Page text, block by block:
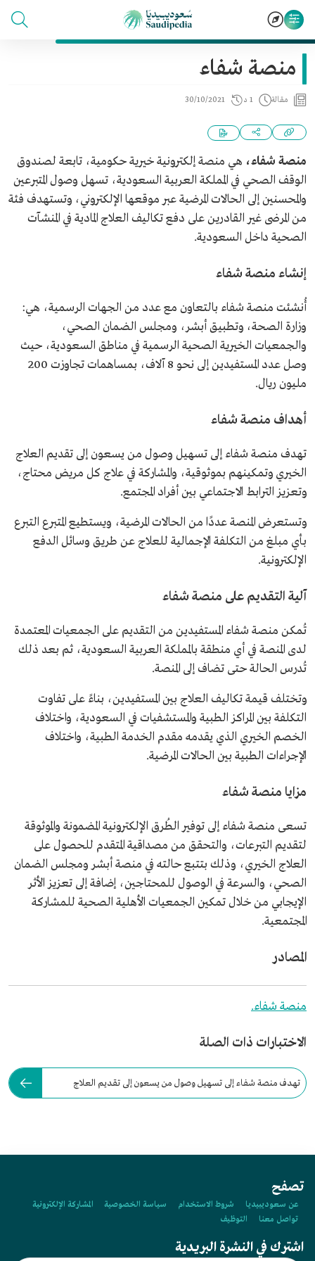
منصة شفاء
مقالة 1 د 30/10/2021
منصة شفاء، هي منصة إلكترونية خيرية حكومية، تابعة لصندوق
الوقف الصحي في المملكة العربية السعودية، تسهل وصول المتبرعين
والمحسنين إلى الحالات المرضية عبر موقعها الإلكتروني، وتستهدف فئة
من المرضى غير القادرين على دفع تكاليف العلاج المادية في المنشآت
الصحية داخل السعودية.
إنشاء منصة شفاء
أُنشئت منصة شفاء بالتعاون مع عدد من الجهات الرسمية، هي:
وزارة الصحة، وتطبيق أبشر، ومجلس الضمان الصحي،
والجمعيات الخيرية الصحية الرسمية في مناطق السعودية، حيث
وصل عدد المستفيدين إلى نحو 8 آلاف، بمساهمات تجاوزت 200
مليون ريال.
أهداف منصة شفاء
تهدف منصة شفاء إلى تسهيل وصول من يسعون إلى تقديم العلاج
الخيري وتمكينهم بموثوقية، والمشاركة في علاج كل مريض محتاج،
وتعزيز الترابط الاجتماعي بين أفراد المجتمع.
وتستعرض المنصة عددًا من الحالات المرضية، ويستطيع المتبرع التبرع
بأي مبلغ من التكلفة الإجمالية للعلاج عن طريق وسائل الدفع
الإلكترونية.
آلية التقديم على منصة شفاء
تُمكن منصة شفاء المستفيدين من التقديم على الجمعيات المعتمدة
لدى المنصة في أي منطقة بالمملكة العربية السعودية، ثم بعد ذلك
تُدرس الحالة حتى تضاف إلى المنصة.
وتختلف قيمة تكاليف العلاج بين المستفيدين، بناءً على تفاوت
التكلفة بين المراكز الطبية والمستشفيات في السعودية، واختلاف
الخصم الخيري الذي يقدمه مقدم الخدمة الطبية، واختلاف
الإجراءات الطبية بين الحالات المرضية.
مزايا منصة شفاء
تسعى منصة شفاء إلى توفير الطُرق الإلكترونية المضمونة والموثوقة
لتقديم التبرعات، والتحقق من مصداقية المتقدم للحصول على
العلاج الخيري، وذلك بتتبع حالته في منصة أبشر ومجلس الضمان
الصحي، والسرعة في الوصول للمحتاجين، إضافة إلى تعزيز الأثر
الإيجابي من خلال تمكين الجمعيات الأهلية الصحية للمشاركة
المجتمعية.
المصادر
منصة شفاء.
الاختبارات ذات الصلة
تهدف منصة شفاء إلى تسهيل وصول من يسعون إلى تقديم العلاج
تصفح
عن سعوديبيديا شروط الاستخدام سياسة الخصوصية
المشاركة الإلكترونية
تواصل معنا
التوظيف
اشترك في النشرة البريدية